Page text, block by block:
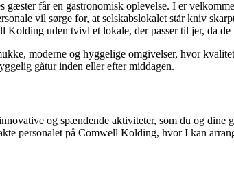
får en gastronomisk oplevelse. I er
vil sørge for, at selskabslokalet står kniv
uden tvivl et lokale, der passer til jer, da
moderne og hyggelige omgivelser, hvor
gåtur inden eller efter middagen.
og spændende aktiviteter, som du og dine
personalet på Comwell Kolding, hvor I kan